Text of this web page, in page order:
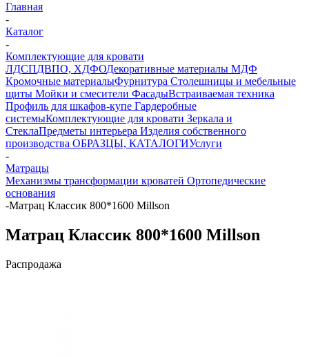
Главная
-
Каталог
-
Комплектующие для кровати
ЛДСПДВПО, ХДФОДекоративные материалы МДФ
Кромочные материалыФурнитура Столешницы и мебельные
щиты Мойки и смесители ФасадыВстраиваемая техника
Профиль для шкафов-купе Гардеробные
системыКомплектующие для кровати Зеркала и
СтеклаПредметы интерьера Изделия собственного
производства ОБРАЗЦЫ, КАТАЛОГИУслуги
-
Матрацы
Механизмы трансформации кроватей Ортопедические
основания
-Матрац Классик 800*1600 Millson
Матрац Классик 800*1600 Millson
Распродажа